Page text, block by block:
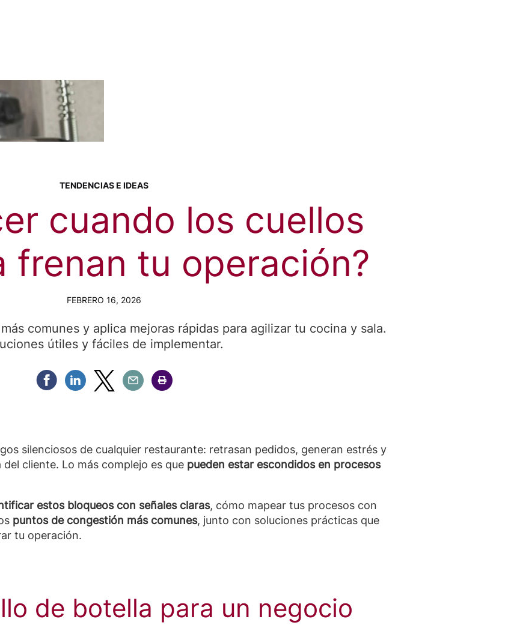
TENDENCIAS E IDEAS
cuando los cuellos
frenan tu operación?
FEBRERO 16, 2026
comunes y aplica mejoras rápidas para agilizar tu cocina y sala.
útiles y fáciles de implementar.
Compartir Facebook
Compartir Linkedin
Compartir Twitter
Compartir Email
Compartir Imprimir
silenciosos de cualquier restaurante: retrasan pedidos, generan estrés y
cliente. Lo más complejo es que pueden estar escondidos en procesos
estos bloqueos con señales claras, cómo mapear tus procesos con
puntos de congestión más comunes, junto con soluciones prácticas que
tu operación.
de botella para un negocio